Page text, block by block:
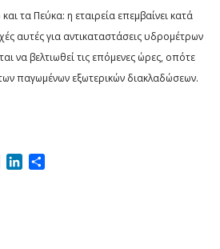
τα Πεύκα: η εταιρεία επεμβαίνει κατά
αυτές για αντικαταστάσεις υδρομέτρων
να βελτιωθεί τις επόμενες ώρες, οπότε
παγωμένων εξωτερικών διακλαδώσεων.
PrintLinkedIn